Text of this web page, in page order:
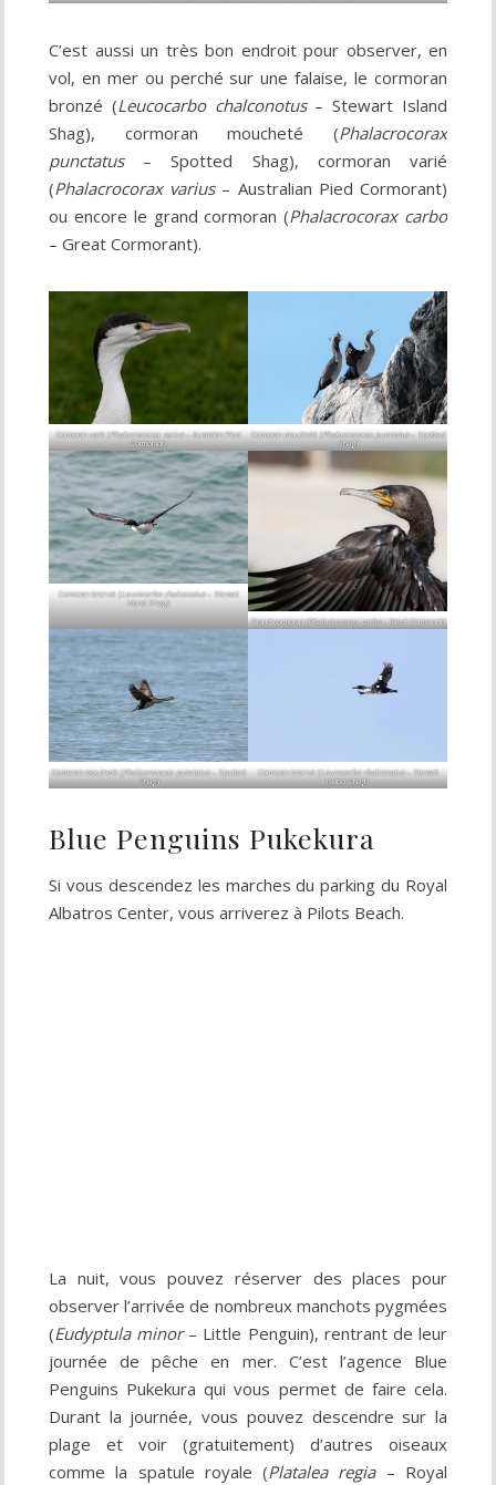
C’est aussi un très bon endroit pour observer, en
vol, en mer ou perché sur une falaise, le cormoran
bronzé (Leucocarbo chalconotus– Stewart Island
Shag), cormoran moucheté (Phalacrocorax
punctatus– Spotted Shag), cormoran varié
(Phalacrocorax varius– Australian Pied Cormorant)
ou encore le grand cormoran (Phalacrocorax carbo
– Great Cormorant).
Cormoran varié (Phalacrocorax varius– Australian Pied
Cormorant)
Cormoran moucheté (Phalacrocorax punctatus– Spotted
Shag)
Cormoran bronzé (Leucocarbo chalconotus– Stewart
Island Shag)
Grand cormoran (Phalacrocorax carbo– Great Cormorant)
Cormoran moucheté (Phalacrocorax punctatus– Spotted
Shag)
Cormoran bronzé (Leucocarbo chalconotus– Stewart
Island Shag)
Blue Penguins Pukekura
Si vous descendez les marches du parking du Royal
Albatros Center, vous arriverez à Pilots Beach.
La nuit, vous pouvez réserver des places pour
observer l’arrivée de nombreux manchots pygmées
(Eudyptula minor– Little Penguin), rentrant de leur
journée de pêche en mer. C’est l’agence Blue
Penguins Pukekura qui vous permet de faire cela.
Durant la journée, vous pouvez descendre sur la
plage et voir (gratuitement) d’autres oiseaux
comme la spatule royale (Platalea regia– Royal